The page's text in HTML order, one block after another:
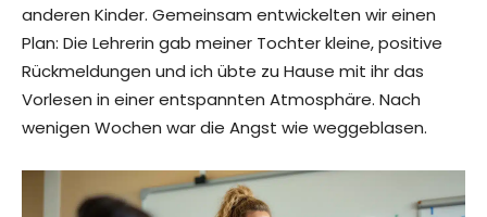
anderen Kinder. Gemeinsam entwickelten wir einen
Plan: Die Lehrerin gab meiner Tochter kleine, positive
Rückmeldungen und ich übte zu Hause mit ihr das
Vorlesen in einer entspannten Atmosphäre. Nach
wenigen Wochen war die Angst wie weggeblasen.